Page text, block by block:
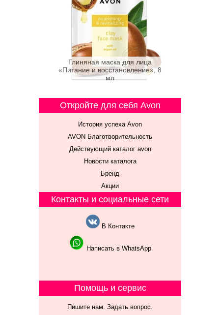
Глиняная маска для лица
«Питание и восстановление», 8
мл
Откройте для себя Avon
История успеха Avon
AVON Благотворительность
Действующий каталог avon
Новости каталога
Бренд
Акции
Контакты и социальные сети
В Контакте
Написать в WhatsApp
Помощь и сервис
Пишите нам. Задать вопрос.